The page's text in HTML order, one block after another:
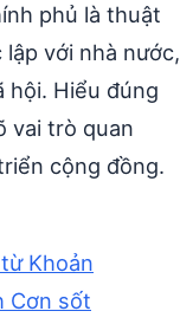
phủ là thuật
với nhà nước,
hội. Hiểu đúng
vai trò quan
cộng đồng.
Khoản
Cơn sốt